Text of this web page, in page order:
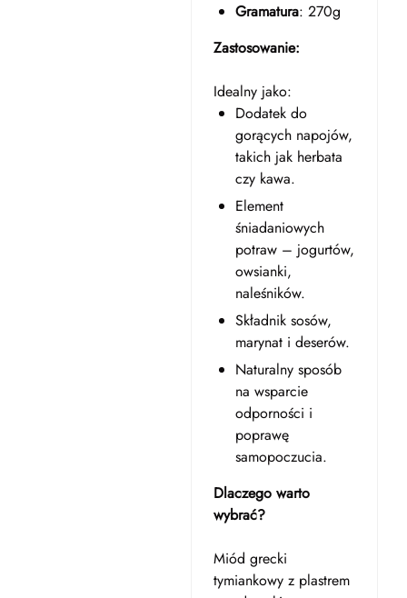
Gramatura: 270g
Zastosowanie:
Idealny jako:
Dodatek do
gorących napojów,
takich jak herbata
czy kawa.
Element
śniadaniowych
potraw – jogurtów,
owsianki,
naleśników.
Składnik sosów,
marynat i deserów.
Naturalny sposób
na wsparcie
odporności i
poprawę
samopoczucia.
Dlaczego warto
wybrać?
Miód grecki
tymiankowy z plastrem